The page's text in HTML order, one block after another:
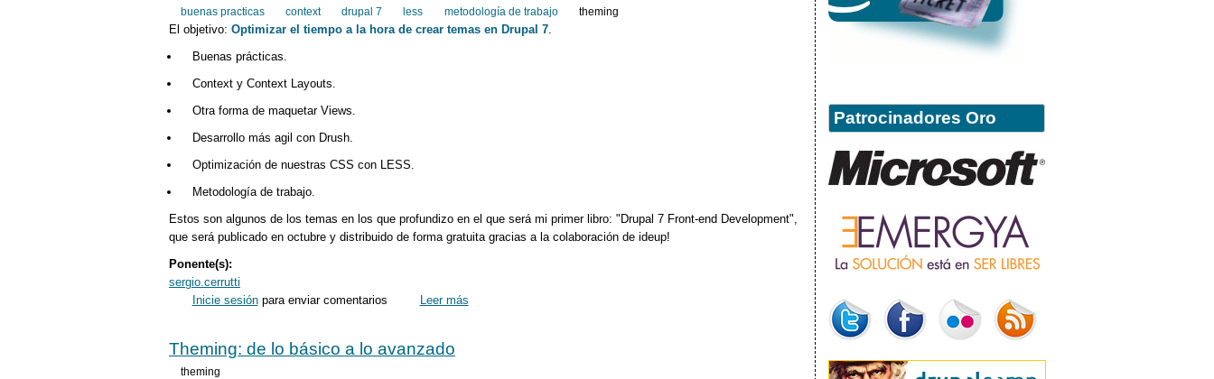
buenas practicas context drupal 7 less metodología de trabajo theming
El objetivo: Optimizar el tiempo a la hora de crear temas en Drupal 7.
Buenas prácticas.
Context y Context Layouts.
Otra forma de maquetar Views.
Desarrollo más agil con Drush.
Optimización de nuestras CSS con LESS.
Metodología de trabajo.
Estos son algunos de los temas en los que profundizo en el que será mi primer libro: "Drupal 7 Front-end Development",
que será publicado en octubre y distribuido de forma gratuita gracias a la colaboración de ideup!
Ponente(s):
sergio.cerrutti
Inicie sesiónpara enviar comentarios Leer más
Theming: de lo básico a lo avanzado
theming
Patrocinadores Oro